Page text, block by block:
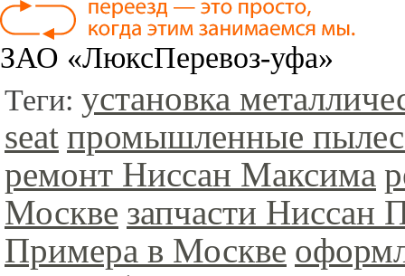
ЗАО «ЛюксПеревоз-уфа»
Теги: установка
seat промышленные
ремонт Ниссан Максима
Москве запчасти Ниссан
Примера в Москве